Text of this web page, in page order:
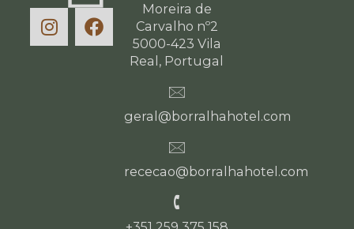
Moreira de
Carvalho nº2
5000-423 Vila
Real, Portugal
geral@borralhahotel.com
rececao@borralhahotel.com